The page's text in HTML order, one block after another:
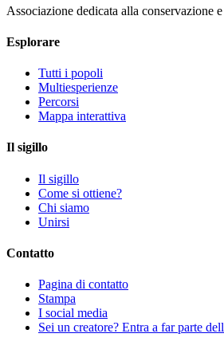
Associazione dedicata alla conservazione
Esplorare
Tutti i popoli
Multiesperienze
Percorsi
Mappa interattiva
Il sigillo
Il sigillo
Come si ottiene?
Chi siamo
Unirsi
Contatto
Pagina di contatto
Stampa
I social media
Sei un creatore? Entra a far parte